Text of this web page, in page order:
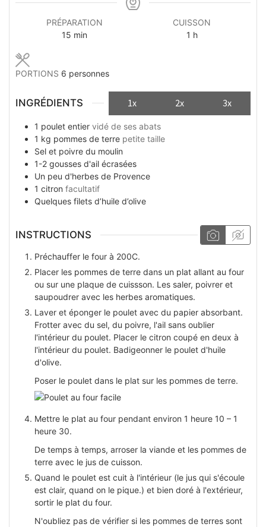
PRÉPARATION
15minutes
min
CUISSON
1 heure
h
PORTIONS 6 personnes
INGRÉDIENTS 1x 2x 3x
1 poulet entier vidé de ses abats
1 kg pommes de terre petite taille
Sel et poivre du moulin
1-2 gousses d'ail écrasées
Un peu d'herbes de Provence
1 citron facultatif
Quelques filets d’huile d’olive
INSTRUCTIONS
Préchauffer le four à 200C.
Placer les pommes de terre dans un plat allant au four
ou sur une plaque de cuissson. Les saler, poivrer et
saupoudrer avec les herbes aromatiques.
Laver et éponger le poulet avec du papier absorbant.
Frotter avec du sel, du poivre, l'ail sans oublier
l'intérieur du poulet. Placer le citron coupé en deux à
l'intérieur du poulet. Badigeonner le poulet d'huile
d'olive.
Poser le poulet dans le plat sur les pommes de terre.
Mettre le plat au four pendant environ 1 heure 10 – 1
heure 30.
De temps à temps, arroser la viande et les pommes de
terre avec le jus de cuisson.
Quand le poulet est cuit à l'intérieur (le jus qui s'écoule
est clair, quand on le pique.) et bien doré à l'extérieur,
sortir le plat du four.
N'oubliez pas de vérifier si les pommes de terres sont